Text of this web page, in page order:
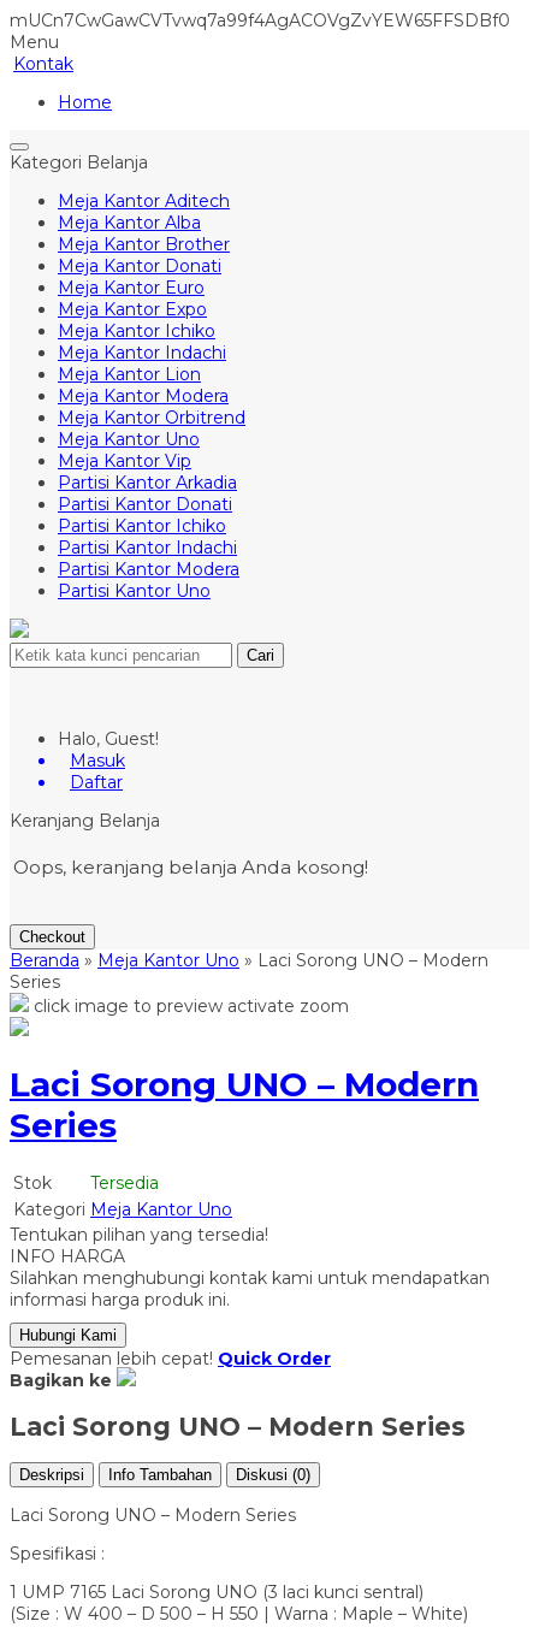
mUCn7CwGawCVTvwq7a99f4AgACOVgZvYEW65FFSDBf0
Menu
Kontak
Home
Kategori Belanja
Meja Kantor Aditech
Meja Kantor Alba
Meja Kantor Brother
Meja Kantor Donati
Meja Kantor Euro
Meja Kantor Expo
Meja Kantor Ichiko
Meja Kantor Indachi
Meja Kantor Lion
Meja Kantor Modera
Meja Kantor Orbitrend
Meja Kantor Uno
Meja Kantor Vip
Partisi Kantor Arkadia
Partisi Kantor Donati
Partisi Kantor Ichiko
Partisi Kantor Indachi
Partisi Kantor Modera
Partisi Kantor Uno
Cari
Halo, Guest!
Masuk
Daftar
Keranjang Belanja
Oops, keranjang belanja Anda kosong!
Checkout
Beranda » Meja Kantor Uno » Laci Sorong UNO – Modern
Series
click image to preview activate zoom
Laci Sorong UNO – Modern
Series
Stok
Tersedia
Kategori Meja Kantor Uno
Tentukan pilihan yang tersedia!
INFO HARGA
Silahkan menghubungi kontak kami untuk mendapatkan
informasi harga produk ini.
Hubungi Kami
Pemesanan lebih cepat! Quick Order
Bagikan ke
Laci Sorong UNO – Modern Series
Deskripsi Info Tambahan Diskusi (0)
Laci Sorong UNO – Modern Series
Spesifikasi :
1 UMP 7165 Laci Sorong UNO (3 laci kunci sentral)
(Size : W 400 – D 500 – H 550 | Warna : Maple – White)